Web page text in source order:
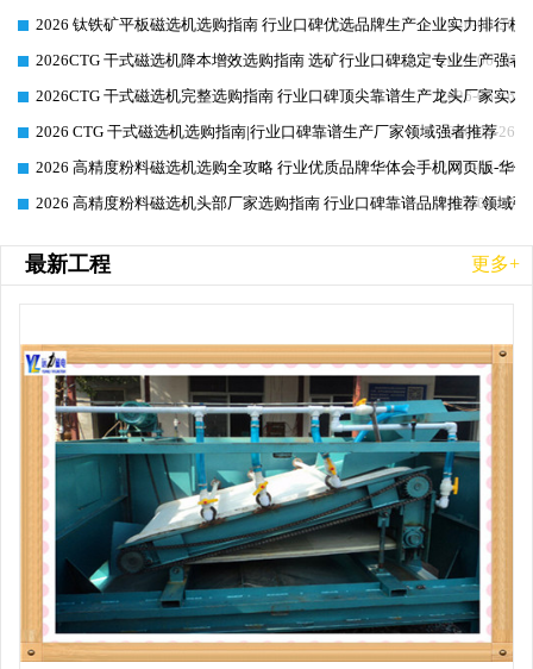
2026-06-26
2026 钛铁矿平板磁选机选购指南 行业口碑优选品牌生产企业实力排行榜
2026-06-26
2026CTG 干式磁选机降本增效选购指南 选矿行业口碑稳定专业生产强者
2026-06-26
2026CTG 干式磁选机完整选购指南 行业口碑顶尖靠谱生产龙头厂家实力
2026-06-26
2026 CTG 干式磁选机选购指南|行业口碑靠谱生产厂家领域强者推荐
2026-06-26
2026 高精度粉料磁选机选购全攻略 行业优质品牌华体会手机网页版-华
2026-06-26
2026 高精度粉料磁选机头部厂家选购指南 行业口碑靠谱品牌推荐 领域
最新工程 更多+